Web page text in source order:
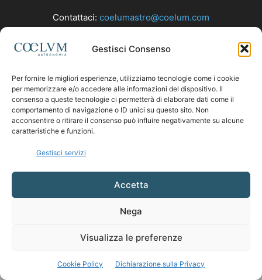
Gestisci Consenso
Per fornire le migliori esperienze, utilizziamo tecnologie come i cookie
per memorizzare e/o accedere alle informazioni del dispositivo. Il
consenso a queste tecnologie ci permetterà di elaborare dati come il
comportamento di navigazione o ID unici su questo sito. Non
acconsentire o ritirare il consenso può influire negativamente su alcune
caratteristiche e funzioni.
Gestisci servizi
Accetta
Nega
Visualizza le preferenze
Cookie Policy Dichiarazione sulla Privacy
Contattaci: coelumastro@coelum.com
SEGUICI